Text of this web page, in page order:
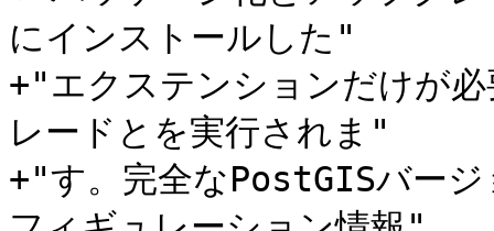
にインストールした"
+"エクステンションだけが
レードとを実行されま"
+"す。完全なPostGISバージ